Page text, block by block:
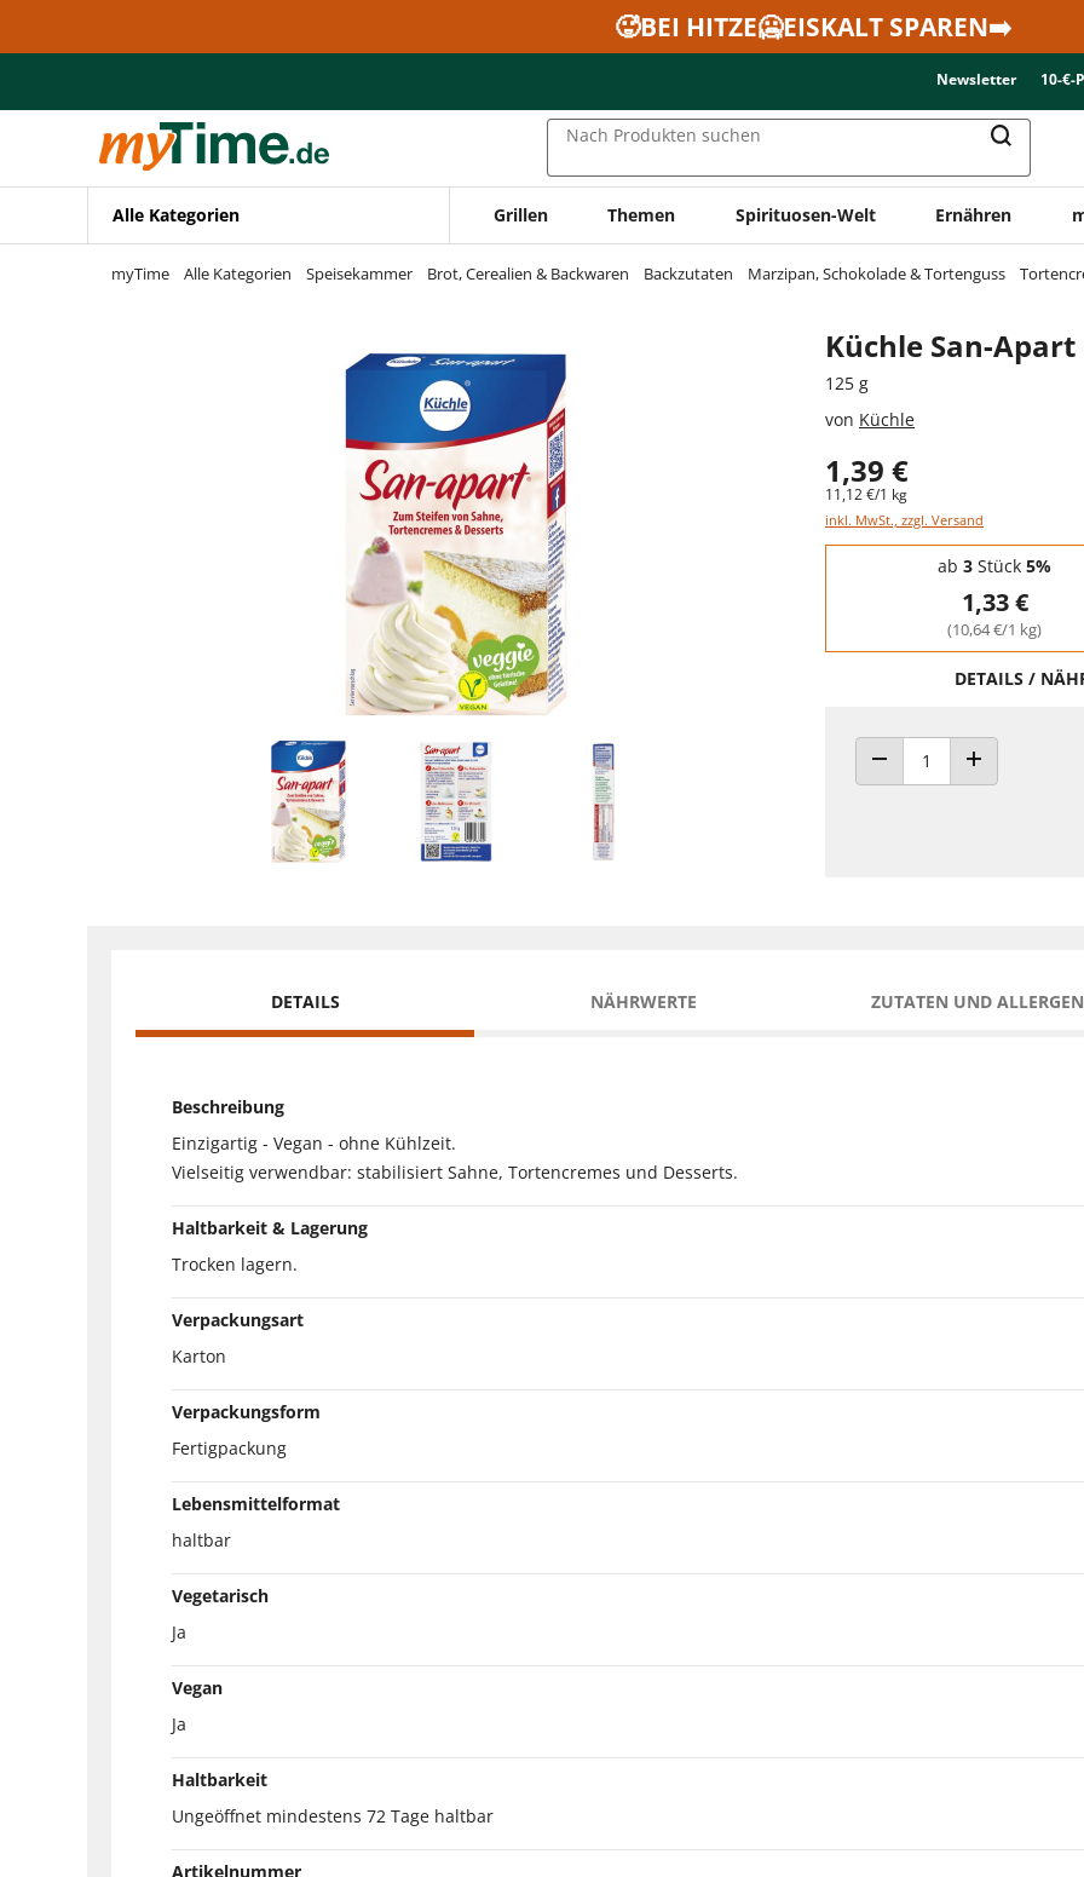
Zur Navigation springen
🥵BEI HITZE🥶EISKALT SPAREN➡️
Newsletter 10-€-
Nach Produkten suchen
Alle Kategorien Grillen Themen Spirituosen-Welt Ernähren
myTime Alle Kategorien Speisekammer Brot, Cerealien & Backwaren Backzutaten Marzipan, Schokolade & Tortenguss
Küchle San-Apart
125 g
von Küchle
1,39 €
11,12 €/1 kg
inkl. MwSt., zzgl. Versand
Staffelpreise - Mengenrabatt
ab 3 Stück 5%
1,33 €
(10,64 €/1 kg)
DETAILS /
ANZAHL VERRINGERN
ANZAHL
DETAILS NÄHRWERTE ZUTATEN UND
Beschreibung
Einzigartig - Vegan - ohne Kühlzeit.
Vielseitig verwendbar: stabilisiert Sahne, Tortencremes und Desserts.
Haltbarkeit & Lagerung
Trocken lagern.
Verpackungsart
Karton
Verpackungsform
Fertigpackung
Lebensmittelformat
haltbar
Vegetarisch
Ja
Vegan
Ja
Haltbarkeit
Ungeöffnet mindestens 72 Tage haltbar
Artikelnummer